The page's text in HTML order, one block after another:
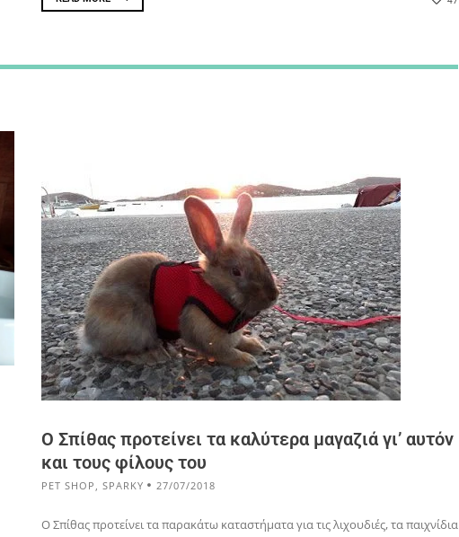
Ο Σπίθας προτείνει τα καλύτερα μαγαζιά γι’ αυτόν
και τους φίλους του
PET SHOP , SPARKY 27/07/2018
Ο Σπίθας προτείνει τα παρακάτω καταστήματα για τις λιχουδιές, τα παιχνίδια